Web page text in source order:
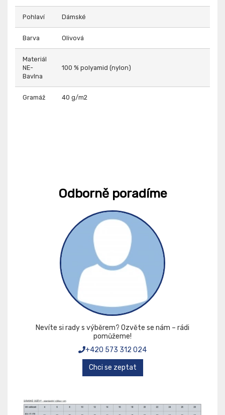
Pohlaví Dámské
Barva Olivová
Materiál
NE-
Bavlna
100 % polyamid (nylon)
Gramáž 40 g/m2
Odborně poradíme
Nevíte si rady s výběrem? Ozvěte se nám – rádi
pomůžeme!
+420 573 312 024
Chci se zeptat